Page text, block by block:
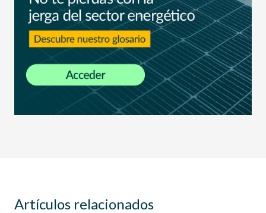
Artículos relacionados